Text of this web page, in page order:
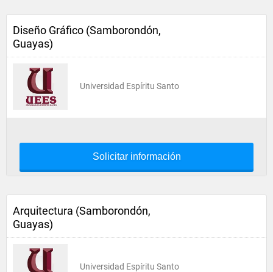
Diseño Gráfico (Samborondón,
Guayas)
Universidad Espíritu Santo
Solicitar información
Arquitectura (Samborondón,
Guayas)
Universidad Espíritu Santo